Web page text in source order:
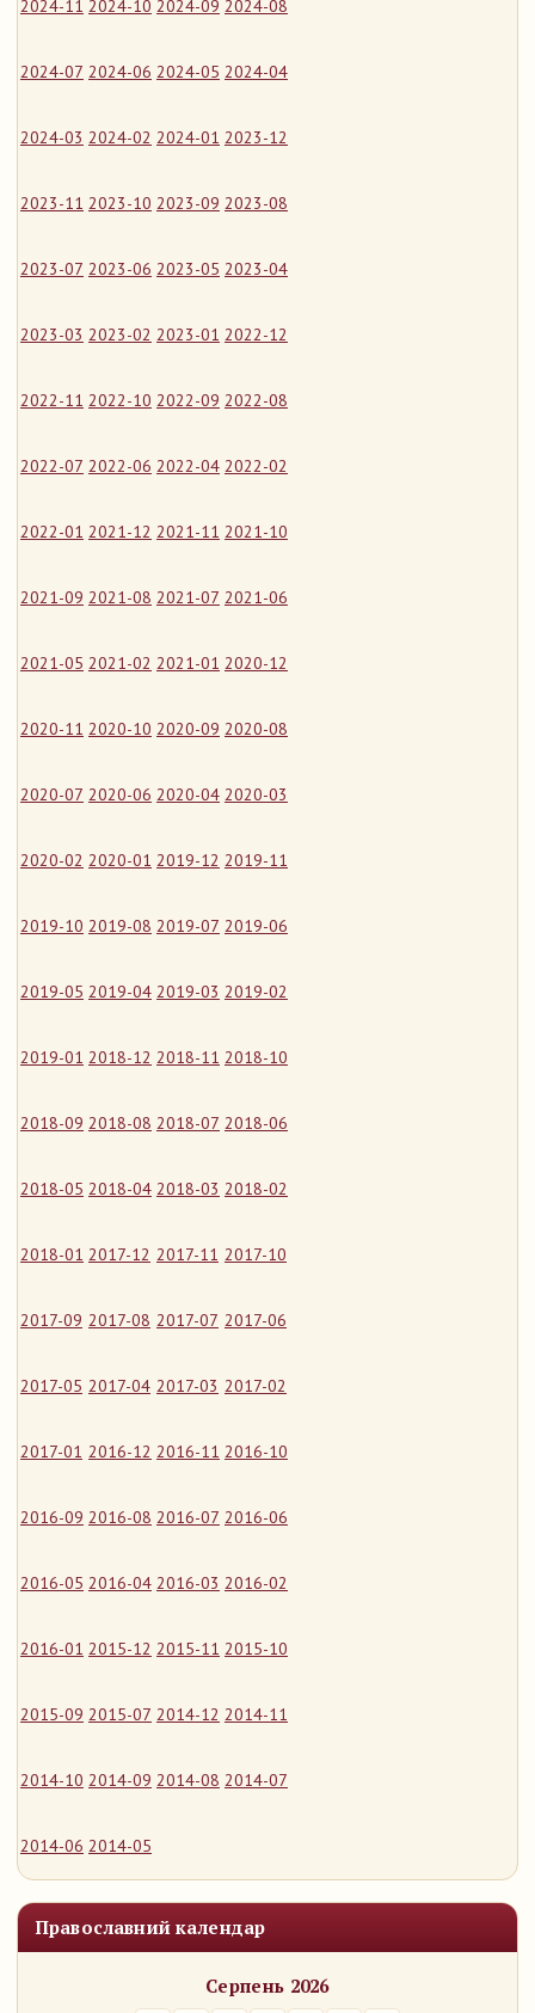
2024-11 2024-10 2024-09 2024-08
2024-07 2024-06 2024-05 2024-04
2024-03 2024-02 2024-01 2023-12
2023-11 2023-10 2023-09 2023-08
2023-07 2023-06 2023-05 2023-04
2023-03 2023-02 2023-01 2022-12
2022-11 2022-10 2022-09 2022-08
2022-07 2022-06 2022-04 2022-02
2022-01 2021-12 2021-11 2021-10
2021-09 2021-08 2021-07 2021-06
2021-05 2021-02 2021-01 2020-12
2020-11 2020-10 2020-09 2020-08
2020-07 2020-06 2020-04 2020-03
2020-02 2020-01 2019-12 2019-11
2019-10 2019-08 2019-07 2019-06
2019-05 2019-04 2019-03 2019-02
2019-01 2018-12 2018-11 2018-10
2018-09 2018-08 2018-07 2018-06
2018-05 2018-04 2018-03 2018-02
2018-01 2017-12 2017-11 2017-10
2017-09 2017-08 2017-07 2017-06
2017-05 2017-04 2017-03 2017-02
2017-01 2016-12 2016-11 2016-10
2016-09 2016-08 2016-07 2016-06
2016-05 2016-04 2016-03 2016-02
2016-01 2015-12 2015-11 2015-10
2015-09 2015-07 2014-12 2014-11
2014-10 2014-09 2014-08 2014-07
2014-06 2014-05
Православний календар
Серпень 2026